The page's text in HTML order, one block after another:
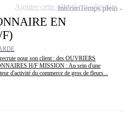
EN
pour son client : des OUVRIERS
H/F MISSION : Au sein d'une
d'activité du commerce de gros de fleurs...
IntérimTemps plein
Ajouter cette offre à ma sélection